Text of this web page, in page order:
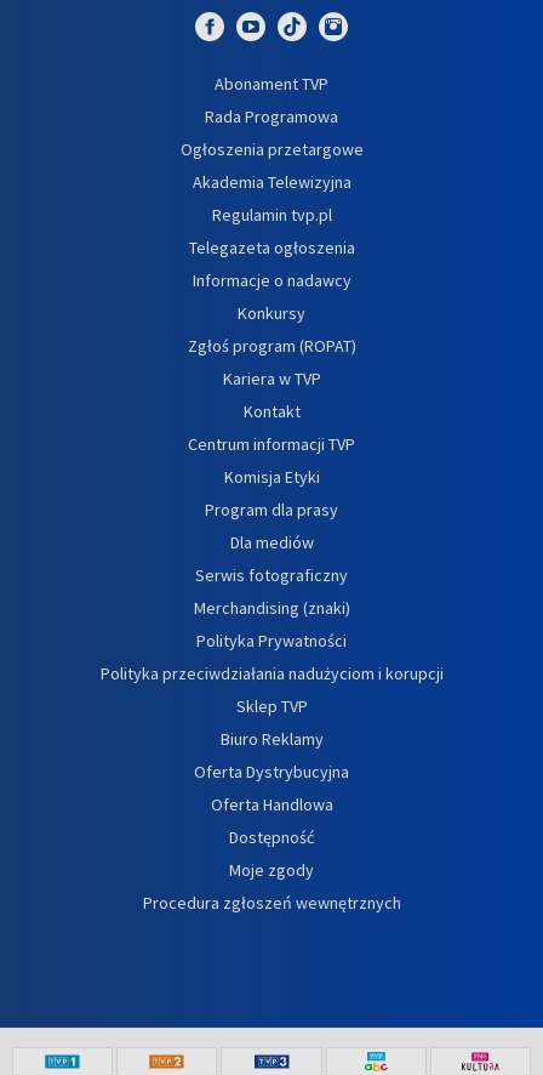
Abonament TVP
Rada Programowa
Ogłoszenia przetargowe
Akademia Telewizyjna
Regulamin tvp.pl
Telegazeta ogłoszenia
Informacje o nadawcy
Konkursy
Zgłoś program (ROPAT)
Kariera w TVP
Kontakt
Centrum informacji TVP
Komisja Etyki
Program dla prasy
Dla mediów
Serwis fotograficzny
Merchandising (znaki)
Polityka Prywatności
Polityka przeciwdziałania nadużyciom i korupcji
Sklep TVP
Biuro Reklamy
Oferta Dystrybucyjna
Oferta Handlowa
Dostępność
Moje zgody
Procedura zgłoszeń wewnętrznych